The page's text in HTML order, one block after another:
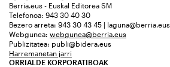
Berria.eus - Euskal Editorea SM
Telefonoa: 943 30 40 30
Bezero arreta: 943 30 43 45 | laguna@berria.eus
Webgunea: webgunea@berria.eus
Publizitatea: publi@bidera.eus
Harremanetan jarri
ORRIALDE KORPORATIBOAK